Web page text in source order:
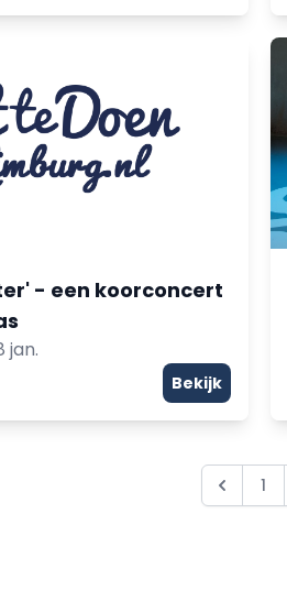
- een koorconcert
jan.
Bekijk
1